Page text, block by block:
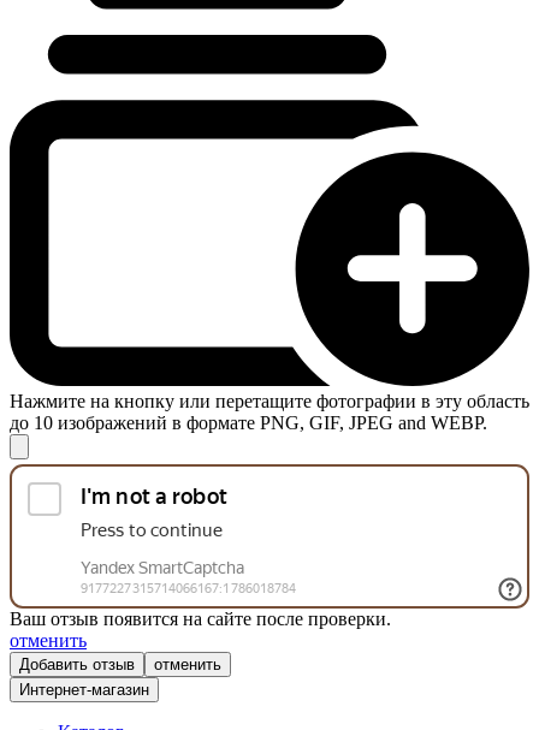
Нажмите на кнопку или перетащите фотографии в эту область
до 10 изображений в формате PNG, GIF, JPEG and WEBP.
Ваш отзыв появится на сайте после проверки.
отменить
отменить
Интернет-магазин